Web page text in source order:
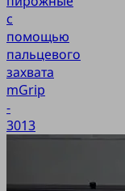
с
помощью
пальцевого
захвата
mGrip
-
3013